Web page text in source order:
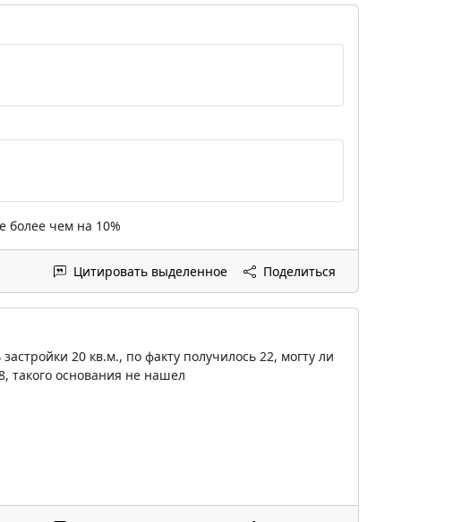
более чем на 10%
Цитировать выделенное Поделиться
20 кв.м., по факту получилось 22, могту ли
такого основания не нашел